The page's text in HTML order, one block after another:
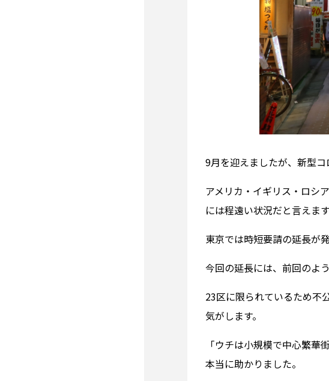
9月を迎えましたが、新型
アメリカ・イギリス・ロシ
には程遠い状況だと言えます
東京では時短要請の延長が
今回の延長には、前回のよ
23区に限られているため不
気がします。
「ウチは小規模で中心繁
本当に助かりました。